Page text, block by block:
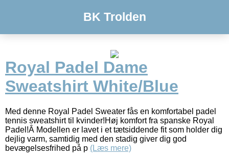
BK Trolden
Royal Padel Dame
Sweatshirt White/Blue
Med denne Royal Padel Sweater fås en komfortabel padel
tennis sweatshirt til kvinder!Høj komfort fra spanske Royal
Padel!Â Modellen er lavet i et tætsiddende fit som holder dig
dejlig varm, samtidig med den stadig giver dig god
bevægelsesfrihed på p (Læs mere)